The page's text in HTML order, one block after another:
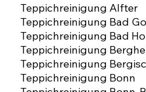
Teppichreinigung Alfter
Teppichreinigung Bad
Teppichreinigung Bad
Teppichreinigung
Teppichreinigung
Teppichreinigung Bonn